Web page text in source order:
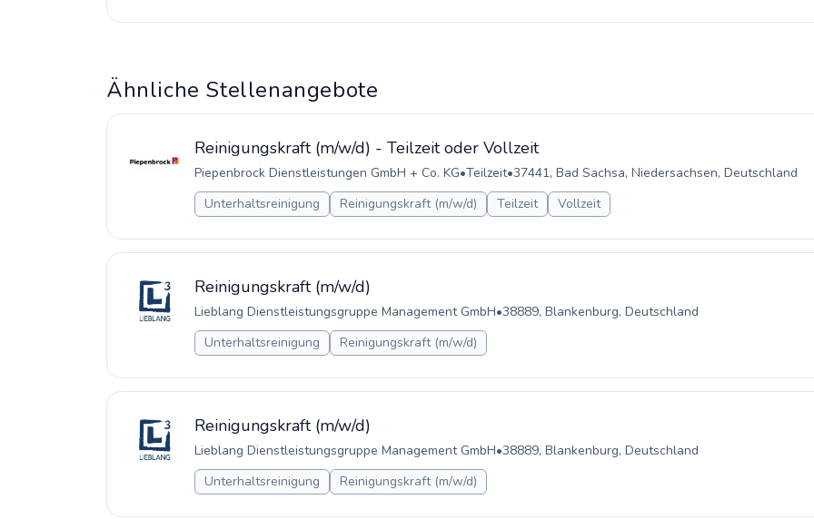
Ähnliche Stellenangebote
Reinigungskraft (m/w/d) - Teilzeit oder Vollzeit
Piepenbrock Dienstleistungen GmbH + Co. KG•Teilzeit•37441, Bad Sachsa, Niedersachsen, Deutschland
Unterhaltsreinigung
Reinigungskraft (m/w/d) Teilzeit Vollzeit
Reinigungskraft (m/w/d)
Lieblang Dienstleistungsgruppe Management GmbH•38889, Blankenburg, Deutschland
Unterhaltsreinigung
Reinigungskraft (m/w/d)
Reinigungskraft (m/w/d)
Lieblang Dienstleistungsgruppe Management GmbH•38889, Blankenburg, Deutschland
Unterhaltsreinigung
Reinigungskraft (m/w/d)